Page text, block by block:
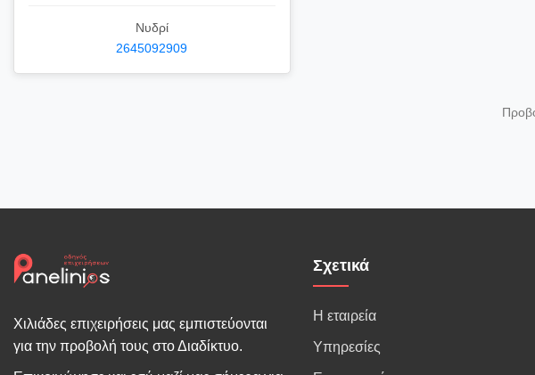
Νυδρί
2645092909
Χιλιάδες επιχειρήσεις μας εμπιστεύονται
για την προβολή τους στο Διαδίκτυο.
Σχετικά
Η εταιρεία
Υπηρεσίες